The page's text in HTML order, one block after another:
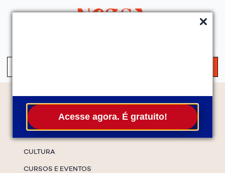
Acesse agora. É gratuito!
Temas
CULTURA
CURSOS E EVENTOS